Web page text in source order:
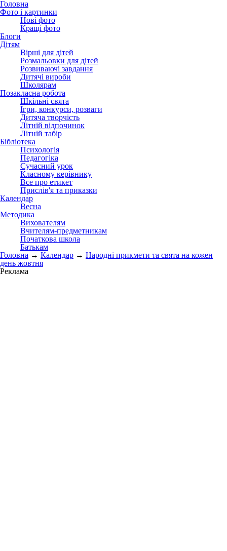
Головна
Фото і картинки
Нові фото
Кращі фото
Блоги
Дітям
Вірші для дітей
Розмальовки для дітей
Розвиваючі завдання
Дитячі вироби
Школярам
Позакласна робота
Шкільні свята
Ігри, конкурси, розваги
Дитяча творчість
Літній відпочинок
Літній табір
Бібліотека
Психологія
Педагогіка
Сучасний урок
Класному керівнику
Все про етикет
Прислів'я та приказки
Календар
Весна
Методика
Вихователям
Вчителям-предметникам
Початкова школа
Батькам
Головна → Календар → Народні прикмети та свята на кожен
день жовтня
Реклама